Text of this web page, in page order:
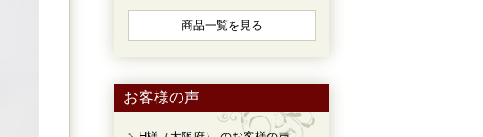
商品一覧を見る
お客様の声